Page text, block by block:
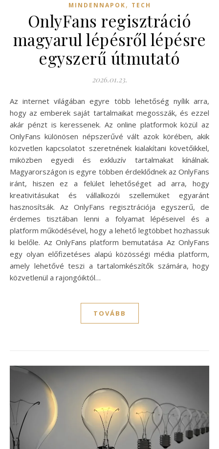
MINDENNAPOK, TECH
OnlyFans regisztráció
magyarul lépésről lépésre
egyszerű útmutató
2026.01.23.
Az internet világában egyre több lehetőség nyílik arra,
hogy az emberek saját tartalmaikat megosszák, és ezzel
akár pénzt is keressenek. Az online platformok közül az
OnlyFans különösen népszerűvé vált azok körében, akik
közvetlen kapcsolatot szeretnének kialakítani követőikkel,
miközben egyedi és exkluzív tartalmakat kínálnak.
Magyarországon is egyre többen érdeklődnek az OnlyFans
iránt, hiszen ez a felület lehetőséget ad arra, hogy
kreativitásukat és vállalkozói szellemüket egyaránt
hasznosítsák. Az OnlyFans regisztrációja egyszerű, de
érdemes tisztában lenni a folyamat lépéseivel és a
platform működésével, hogy a lehető legtöbbet hozhassuk
ki belőle. Az OnlyFans platform bemutatása Az OnlyFans
egy olyan előfizetéses alapú közösségi média platform,
amely lehetővé teszi a tartalomkészítők számára, hogy
közvetlenül a rajongóiktól…
TOVÁBB